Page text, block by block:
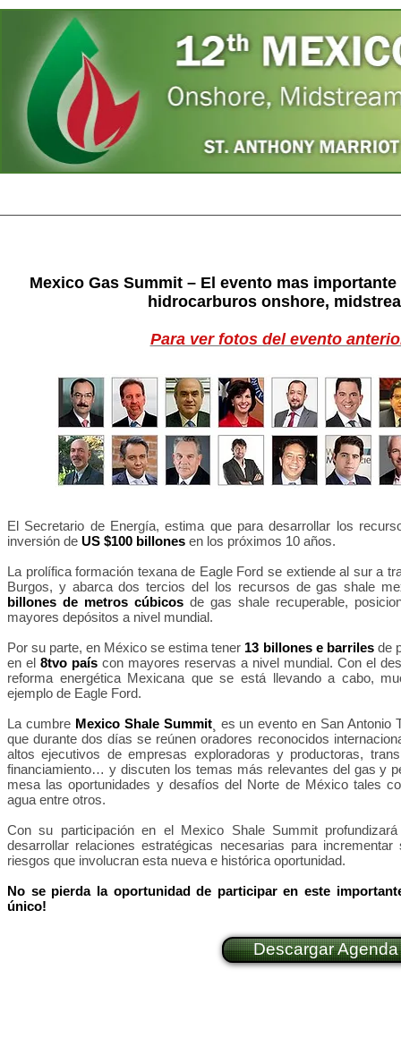
Mexico Gas Summit – El evento mas
hidrocarburos onshore,
Para ver fotos del evento
El Secretario de Energía, estima que para desarrollar los
inversión de US $100 billones en los próximos 10 años.
La prolífica formación texana de Eagle Ford se extiende al sur a
Burgos, y abarca dos tercios del los recursos de gas shale
billones de metros cúbicos de gas shale recuperable,
mayores depósitos a nivel mundial.
Por su parte, en México se estima tener 13 billones e barrilesde
en el 8tvo país con mayores reservas a nivel mundial. Con el
reforma energética Mexicana que se está llevando a cabo,
ejemplo de Eagle Ford.
La cumbre Mexico Shale Summit¸ es un evento en San Antonio
que durante dos días se reúnen oradores reconocidos
altos ejecutivos de empresas exploradoras y productoras,
financiamiento… y discuten los temas más relevantes del gas y
mesa las oportunidades y desafíos del Norte de México tales
agua entre otros.
Con su participación en el Mexico Shale Summit
desarrollar relaciones estratégicas necesarias para
riesgos que involucran esta nueva e histórica oportunidad.
No se pierda la oportunidad de participar en este
único!
Descargar Agenda